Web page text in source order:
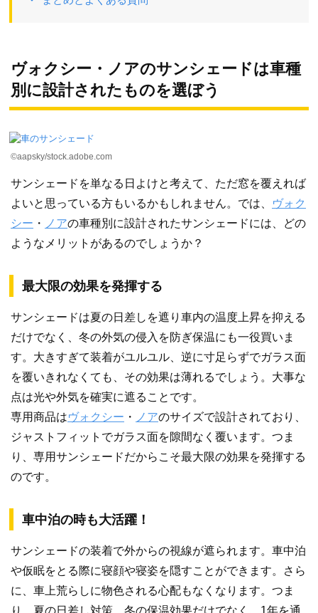
ヴォクシー・ノアのサンシェードは車種
別に設計されたものを選ぼう
©aapsky/stock.adobe.com
サンシェードを単なる日よけと考えて、ただ窓を覆えれば
よいと思っている方もいるかもしれません。では、
ヴォク
シー ・ ノアの車種別に設計されたサンシェードには、どの
ようなメリットがあるのでしょうか？
最大限の効果を発揮する
サンシェードは夏の日差しを遮り車内の温度上昇を抑える
だけでなく、冬の外気の侵入を防ぎ保温にも一役買いま
す。大きすぎて装着がユルユル、逆に寸足らずでガラス面
を覆いきれなくても、その効果は薄れるでしょう。大事な
点は光や外気を確実に遮ることです。
専用商品はヴォクシー ・ ノアのサイズで設計されており、
ジャストフィットでガラス面を隙間なく覆います。つま
り、専用サンシェードだからこそ最大限の効果を発揮する
のです。
車中泊の時も大活躍！
サンシェードの装着で外からの視線が遮られます。車中泊
や仮眠をとる際に寝顔や寝姿を隠すことができます。さら
に、車上荒らしに物色される心配もなくなります。つま